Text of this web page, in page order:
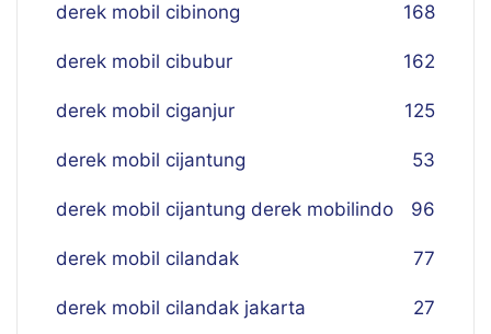
derek mobil cibinong 168
derek mobil cibubur 162
derek mobil ciganjur 125
derek mobil cijantung 53
derek mobil cijantung derek mobilindo 96
derek mobil cilandak 77
derek mobil cilandak jakarta 27